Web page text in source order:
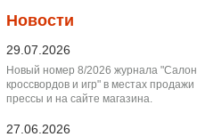
Новости
29.07.2026
Новый номер 8/2026 журнала "Салон
кроссвордов и игр" в местах продажи
прессы и на сайте магазина.
27.06.2026